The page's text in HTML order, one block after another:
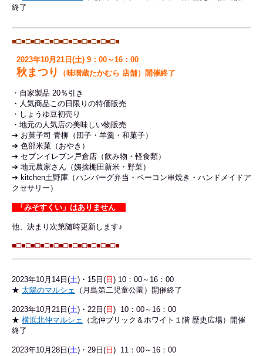
終了
■□■□■□■□■□■□■□■□■□■□■□■
2023年10月21日(土) 9：00～16：00
秋まつり （味噌蔵たかむら 店舗）開催終了
・自家製品 20％引き
・人気商品この日限りの特価販売
・しょうゆ豆初売り
・地元の人気店の美味しい物販売
➔ お菓子司 青柳（団子・羊羹・和菓子）
➔ 色部米菓（おやき）
➔ セブンイレブン戸倉店（飲み物・軽食類）
➔ 地元農家さん（姨捨棚田新米・野菜）
➔ kitchen土野庫（ハンバーグ弁当・ベーコン串焼き・ハンドメイドア
クセサリー）
「みそすくい」はありません
他、決まり次第随時更新します♪
■□■□■□■□■□■□■□■□■□■□■□■
2023年10月14日(土)・15日( 日 ) 10：00～16：00
★ 太陽のマルシェ （月島第二児童公園）開催終了
2023年10月21日(土)・22日( 日 ) 10：00～16：00
★ 横浜北仲マルシェ （北仲ブリック＆ホワイト１階 歴史広場）開催
終了
2023年10月28日(土)・29日( 日 ) 11：00～16：00